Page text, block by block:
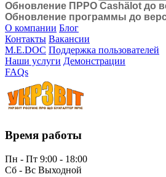
Обновление ПРРО Cashӓlot до
Обновление программы до
О компании Блог
Контакты Вакансии
M.E.DOC Поддержка пользователей
Наши услуги Демонстрации
FAQs
Время работы
Пн - Пт 9:00 - 18:00
Сб - Вс Выходной